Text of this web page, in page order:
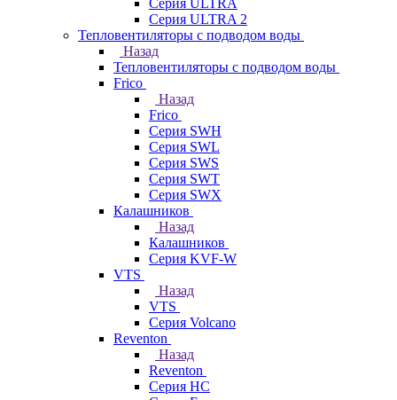
Серия ULTRA
Серия ULTRA 2
Тепловентиляторы с подводом воды
Назад
Тепловентиляторы с подводом воды
Frico
Назад
Frico
Серия SWH
Серия SWL
Серия SWS
Серия SWT
Серия SWX
Калашников
Назад
Калашников
Серия KVF-W
VTS
Назад
VTS
Серия Volcano
Reventon
Назад
Reventon
Серия HC